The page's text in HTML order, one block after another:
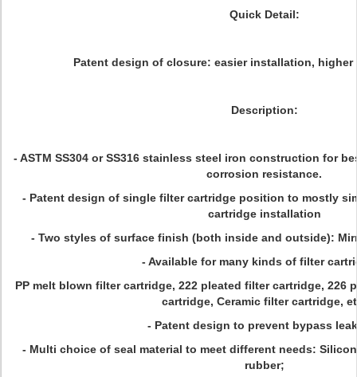
Quick Detail:
Patent design of closure: easier installation, higher
Description:
- ASTM SS304 or SS316 stainless steel iron construction for
corrosion resistance.
- Patent design of single filter cartridge position to mostly
cartridge installation
- Two styles of surface finish (both inside and outside):
- Available for many kinds of filter
PP melt blown filter cartridge, 222 pleated filter cartridge, 226
cartridge, Ceramic filter cartridge,
- Patent design to prevent bypass
- Multi choice of seal material to meet different needs:
rubber;